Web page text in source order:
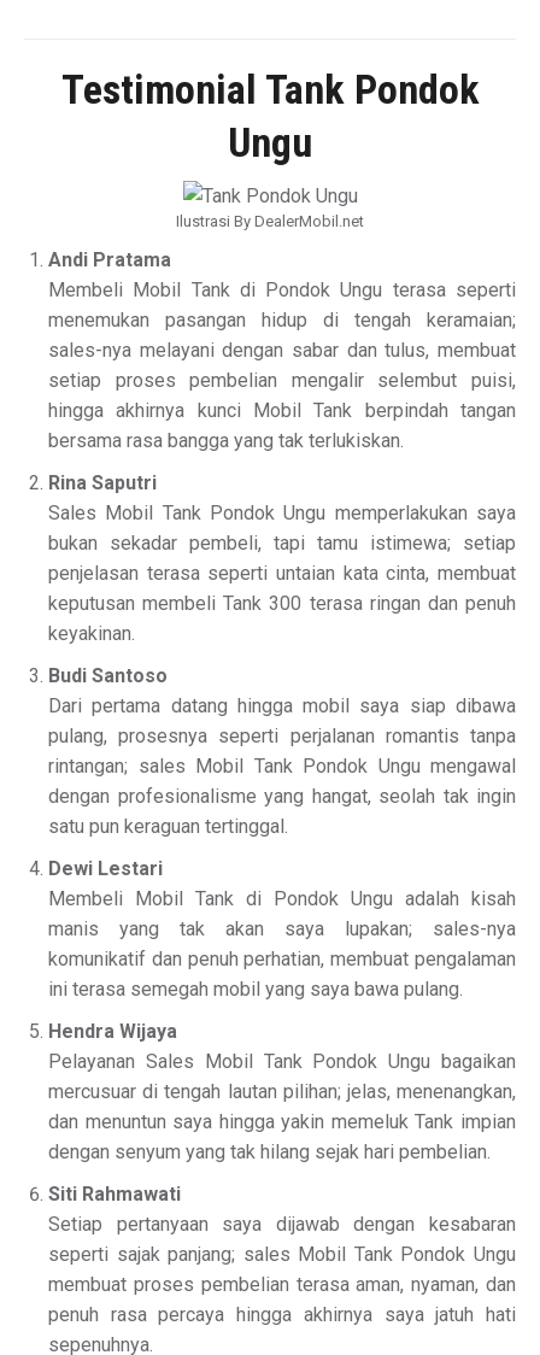
Testimonial Tank Pondok
Ungu
Ilustrasi By DealerMobil.net
Andi Pratama
Membeli Mobil Tank di Pondok Ungu terasa seperti
menemukan pasangan hidup di tengah keramaian;
sales-nya melayani dengan sabar dan tulus, membuat
setiap proses pembelian mengalir selembut puisi,
hingga akhirnya kunci Mobil Tank berpindah tangan
bersama rasa bangga yang tak terlukiskan.
Rina Saputri
Sales Mobil Tank Pondok Ungu memperlakukan saya
bukan sekadar pembeli, tapi tamu istimewa; setiap
penjelasan terasa seperti untaian kata cinta, membuat
keputusan membeli Tank 300 terasa ringan dan penuh
keyakinan.
Budi Santoso
Dari pertama datang hingga mobil saya siap dibawa
pulang, prosesnya seperti perjalanan romantis tanpa
rintangan; sales Mobil Tank Pondok Ungu mengawal
dengan profesionalisme yang hangat, seolah tak ingin
satu pun keraguan tertinggal.
Dewi Lestari
Membeli Mobil Tank di Pondok Ungu adalah kisah
manis yang tak akan saya lupakan; sales-nya
komunikatif dan penuh perhatian, membuat pengalaman
ini terasa semegah mobil yang saya bawa pulang.
Hendra Wijaya
Pelayanan Sales Mobil Tank Pondok Ungu bagaikan
mercusuar di tengah lautan pilihan; jelas, menenangkan,
dan menuntun saya hingga yakin memeluk Tank impian
dengan senyum yang tak hilang sejak hari pembelian.
Siti Rahmawati
Setiap pertanyaan saya dijawab dengan kesabaran
seperti sajak panjang; sales Mobil Tank Pondok Ungu
membuat proses pembelian terasa aman, nyaman, dan
penuh rasa percaya hingga akhirnya saya jatuh hati
sepenuhnya.